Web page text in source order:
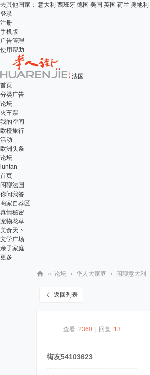
去其他国家： 意大利 西班牙 德国 美国 英国 荷兰 奥地利
登录
注册
手机版
广告管理
使用帮助
法国
首页
分类广告
论坛
火车票
我的空间
欧橙旅行
活动
欧洲头条
论坛
luntan
首页
闲聊法国
你问我答
商家自荐区
真情秘密
宠物花草
美食天下
文学广场
亲子家庭
更多
» 论坛 › 华人大家庭 › 闲聊意大利
返回列表
查看: 2360 回复: 13
街友54103623